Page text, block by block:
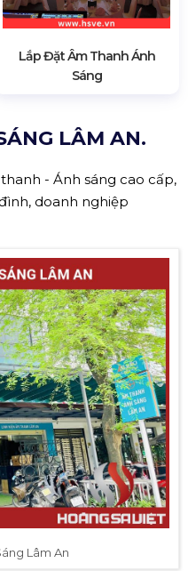
Lắp Đặt Âm Thanh Ánh
Sáng
LÂM AN.
- Ánh sáng cao cấp,
doanh nghiệp
Lâm An